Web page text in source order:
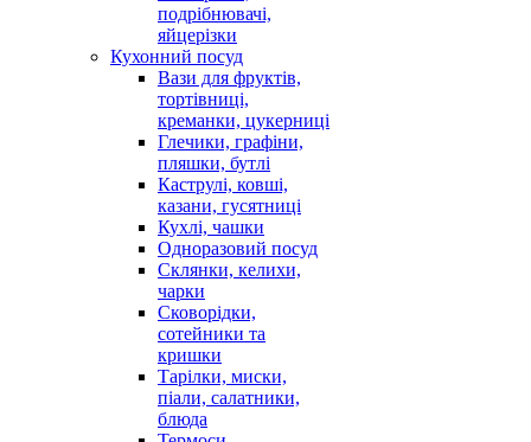
подрібнювачі,
яйцерізки
Кухонний посуд
Вази для фруктів,
тортівниці,
креманки, цукерниці
Глечики, графіни,
пляшки, бутлі
Каструлі, ковші,
казани, гусятниці
Кухлі, чашки
Одноразовий посуд
Склянки, келихи,
чарки
Сковорідки,
сотейники та
кришки
Тарілки, миски,
піали, салатники,
блюда